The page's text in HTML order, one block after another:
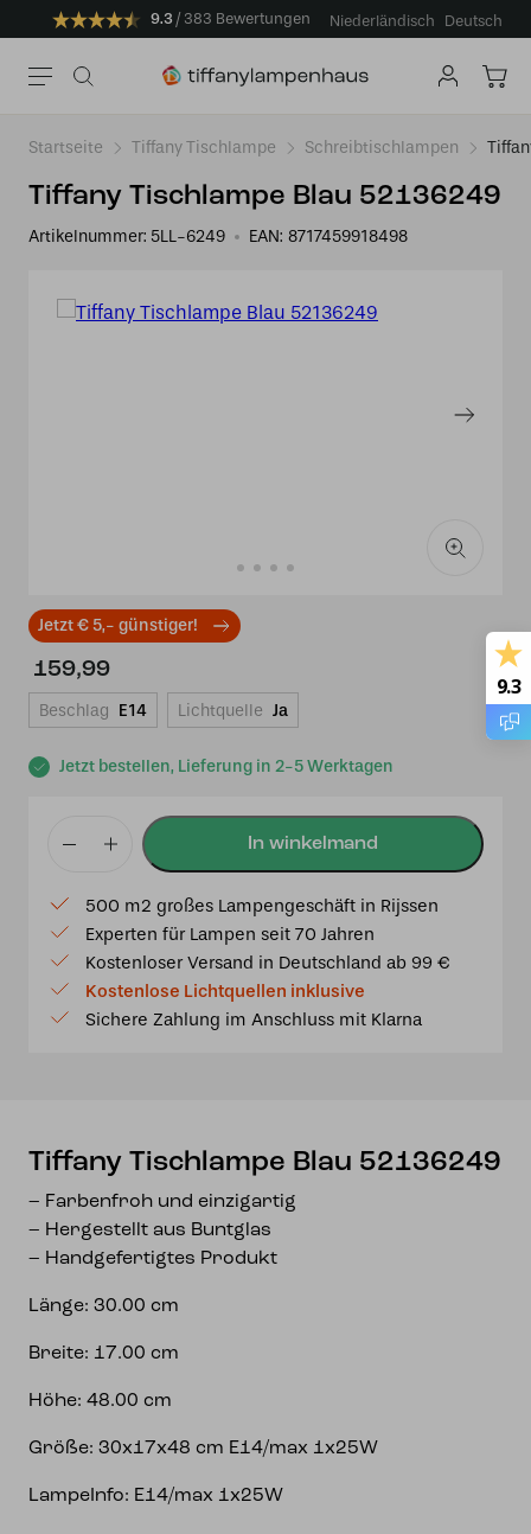
9.3 383 Bewertungen Niederländisch Deutsch
Startseite Tiffany Tischlampe Schreibtischlampen
Tiffany Tischlampe Blau 52136249
Artikelnummer: 5LL-6249 EAN: 8717459918498
Jetzt € 5,- günstiger!
Jetzt bestellen, Lieferung in 2-5 Werktagen
159,99
Beschlag E14 Lichtquelle Ja
Blau
52136249
Menge
500 m2 großes Lampengeschäft in Rijssen
Experten für Lampen seit 70 Jahren
Kostenloser Versand in Deutschland ab 99 €
Kostenlose Lichtquellen inklusive
Sichere Zahlung im Anschluss mit Klarna
Tiffany Tischlampe Blau 52136249
– Farbenfroh und einzigartig
– Hergestellt aus Buntglas
– Handgefertigtes Produkt
Länge: 30.00 cm
Breite: 17.00 cm
Höhe: 48.00 cm
Größe: 30x17x48 cm E14/max 1x25W
LampeInfo: E14/max 1x25W
9.3